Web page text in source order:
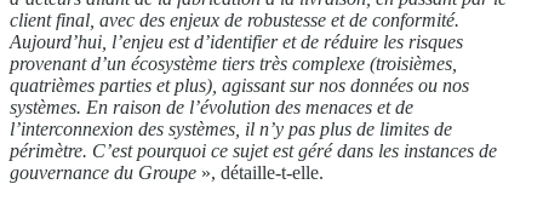
client final, avec des enjeux de robustesse et de conformité.
Aujourd’hui, l’enjeu est d’identifier et de réduire les risques
provenant d’un écosystème tiers très complexe (troisièmes,
quatrièmes parties et plus), agissant sur nos données ou nos
systèmes. En raison de l’évolution des menaces et de
l’interconnexion des systèmes, il n’y pas plus de limites de
périmètre. C’est pourquoi ce sujet est géré dans les instances de
gouvernance du Groupe », détaille-t-elle.